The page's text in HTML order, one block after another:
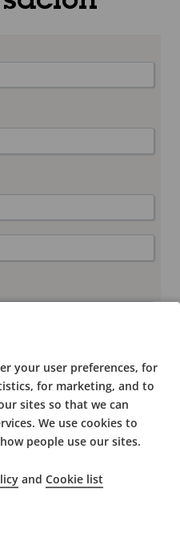
de Privacidad de Axis
personal que
vea nuestro Aviso de
your user preferences, for
for marketing, and to
sites so that we can
We use cookies to
people use our sites.
and Cookie list